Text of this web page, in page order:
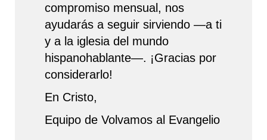
compromiso mensual, nos
ayudarás a seguir sirviendo —a ti
y a la iglesia del mundo
hispanohablante—. ¡Gracias por
considerarlo!
En Cristo,
Equipo de Volvamos al Evangelio